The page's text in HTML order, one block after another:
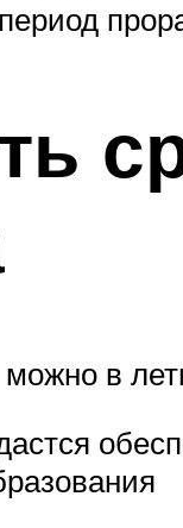
можно в